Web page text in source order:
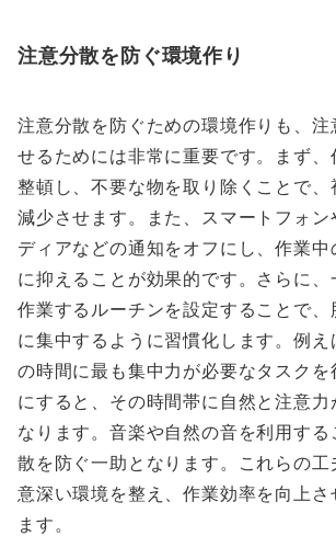
注意分散を防ぐ環境作り
注意分散を防ぐための環境作りも、注
せるためには非常に重要です。まず、
整頓し、不要な物を取り除くことで、
減少させます。また、スマートフォン
ディアなどの通知をオフにし、作業中
に抑えることが効果的です。さらに、
作業するルーチンを設定することで、
に集中するように習慣化します。例え
の時間に最も集中力が必要なタスクを
にすると、その時間帯に自然と注意力
なります。音楽や自然の音を利用する
散を防ぐ一助となります。これらの工
意深い環境を整え、作業効率を向上さ
ます。